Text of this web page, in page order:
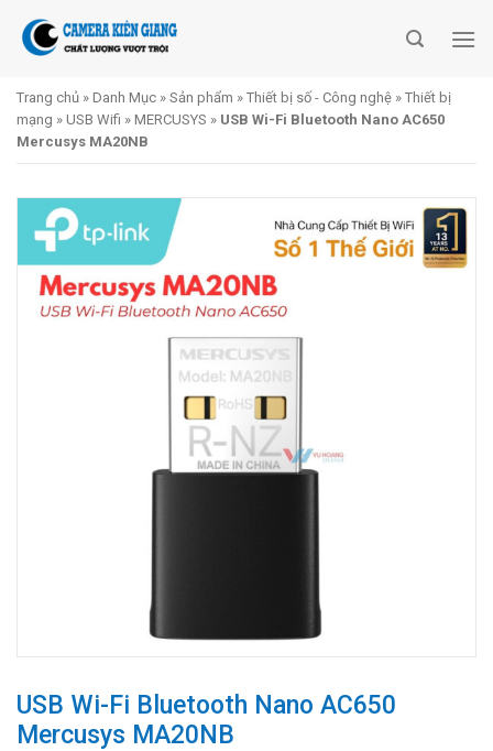
Trang chủ » Danh Mục » Sản phẩm » Thiết bị số - Công nghệ » Thiết bị
mạng » USB Wifi » MERCUSYS » USB Wi-Fi Bluetooth Nano AC650
Mercusys MA20NB
USB Wi-Fi Bluetooth Nano AC650
Mercusys MA20NB